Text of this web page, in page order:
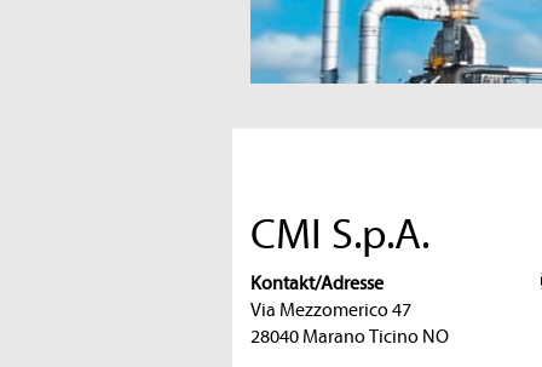
CMI S.p.A.
Kontakt/Adresse
Via Mezzomerico 47
28040 Marano Ticino NO